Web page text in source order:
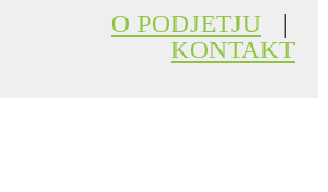
O PODJETJU |
KONTAKT